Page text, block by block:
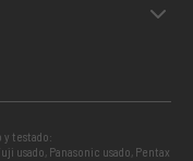
y testado:
usado, Panasonic usado, Pentax